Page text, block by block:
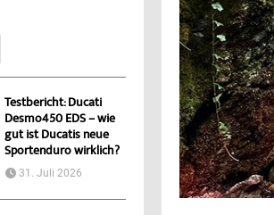
Testbericht: Ducati
Desmo450 EDS – wie
gut ist Ducatis neue
Sportenduro wirklich?
31. Juli 2026